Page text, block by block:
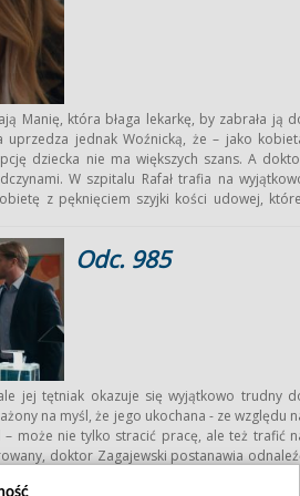
Manię, która błaga lekarkę, by zabrała ją
uprzedza jednak Woźnicką, że – jako
dziecka nie ma większych szans. A
W szpitalu Rafał trafia na
z pęknięciem szyjki kości udowej,
ciężarnej, u której diagnozuje
poznaje w pracy Zuzę – dziewczynę,
szybko się zaprzyjaźnia. Mario
i znów ukochaną zaskakuje...
Odc. 985
jej tętniak okazuje się wyjątkowo trudny
na myśl, że jego ukochana - ze względu
– może nie tylko stracić pracę, ale też trafić
doktor Zagajewski postanawia